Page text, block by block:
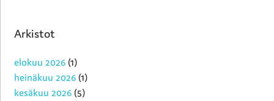
Arkistot
elokuu 2026 (1)
heinäkuu 2026 (1)
kesäkuu 2026 (5)